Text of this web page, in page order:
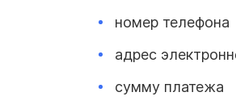
номер телефона
адрес
сумму платежа